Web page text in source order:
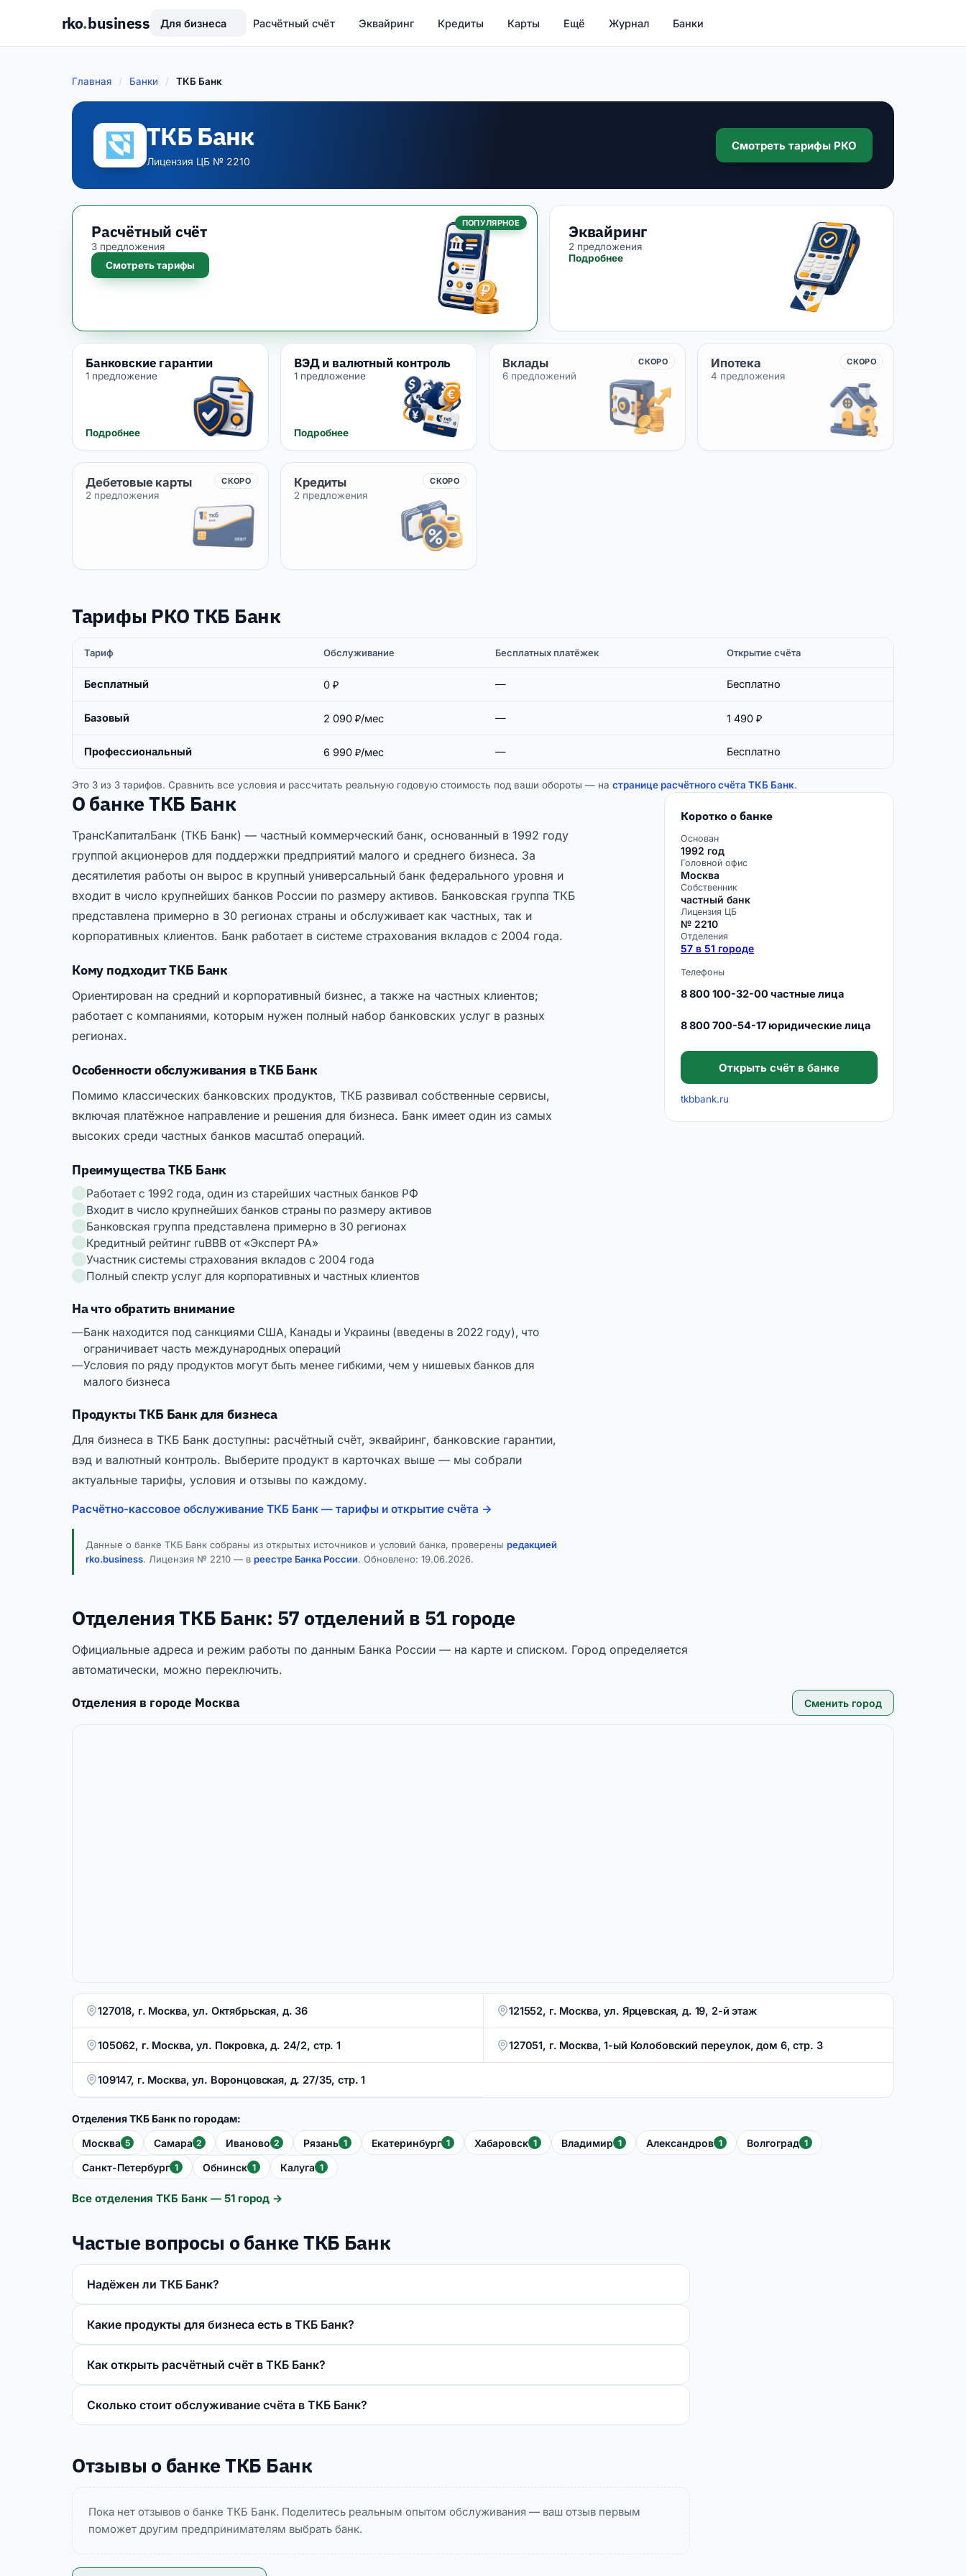
rko.business Для бизнеса Расчётный счёт Эквайринг Кредиты Карты Ещё Журнал Банки
Главная / Банки / ТКБ Банк
ТКБ Банк
Лицензия ЦБ № 2210
Смотреть тарифы РКО
Расчётный счёт
3 предложения
Смотреть тарифы
ПОПУЛЯРНОЕ Эквайринг
2 предложения
Подробнее
Банковские гарантии
1 предложение
Подробнее
ВЭД и валютный контроль
1 предложение
Подробнее
Вклады
6 предложений
СКОРО Ипотека
4 предложения
СКОРО
Дебетовые карты
2 предложения
СКОРО Кредиты
2 предложения
СКОРО
Тарифы РКО ТКБ Банк
Тариф Обслуживание Бесплатных платёжек Открытие счёта
Бесплатный 0 ₽ — Бесплатно
Базовый 2 090 ₽/мес — 1 490 ₽
Профессиональный 6 990 ₽/мес — Бесплатно
Это 3 из 3 тарифов. Сравнить все условия и рассчитать реальную годовую стоимость под ваши обороты — на странице расчётного счёта ТКБ Банк.
О банке ТКБ Банк
ТрансКапиталБанк (ТКБ Банк) — частный коммерческий банк, основанный в 1992 году
группой акционеров для поддержки предприятий малого и среднего бизнеса. За
десятилетия работы он вырос в крупный универсальный банк федерального уровня и
входит в число крупнейших банков России по размеру активов. Банковская группа ТКБ
представлена примерно в 30 регионах страны и обслуживает как частных, так и
корпоративных клиентов. Банк работает в системе страхования вкладов с 2004 года.
Кому подходит ТКБ Банк
Ориентирован на средний и корпоративный бизнес, а также на частных клиентов;
работает с компаниями, которым нужен полный набор банковских услуг в разных
регионах.
Особенности обслуживания в ТКБ Банк
Помимо классических банковских продуктов, ТКБ развивал собственные сервисы,
включая платёжное направление и решения для бизнеса. Банк имеет один из самых
высоких среди частных банков масштаб операций.
Преимущества ТКБ Банк
Работает с 1992 года, один из старейших частных банков РФ
Входит в число крупнейших банков страны по размеру активов
Банковская группа представлена примерно в 30 регионах
Кредитный рейтинг ruBBB от «Эксперт РА»
Участник системы страхования вкладов с 2004 года
Полный спектр услуг для корпоративных и частных клиентов
На что обратить внимание
Банк находится под санкциями США, Канады и Украины (введены в 2022 году), что
ограничивает часть международных операций
Условия по ряду продуктов могут быть менее гибкими, чем у нишевых банков для
малого бизнеса
Продукты ТКБ Банк для бизнеса
Для бизнеса в ТКБ Банк доступны: расчётный счёт, эквайринг, банковские гарантии,
вэд и валютный контроль. Выберите продукт в карточках выше — мы собрали
актуальные тарифы, условия и отзывы по каждому.
Расчётно-кассовое обслуживание ТКБ Банк — тарифы и открытие счёта →
Данные о банке ТКБ Банк собраны из открытых источников и условий банка, проверены редакцией
rko.business. Лицензия № 2210 — в реестре Банка России. Обновлено: 19.06.2026.
Коротко о банке
Основан
1992 год
Головной офис
Москва
Собственник
частный банк
Лицензия ЦБ
№ 2210
Отделения
57 в 51 городе
Телефоны
8 800 100-32-00 частные лица
8 800 700-54-17 юридические лица
Открыть счёт в банке
tkbbank.ru
Отделения ТКБ Банк: 57 отделений в 51 городе
Официальные адреса и режим работы по данным Банка России — на карте и списком. Город определяется
автоматически, можно переключить.
Отделения в городе Москва Сменить город
127018, г. Москва, ул. Октябрьская, д. 36 121552, г. Москва, ул. Ярцевская, д. 19, 2-й этаж
105062, г. Москва, ул. Покровка, д. 24/2, стр. 1 127051, г. Москва, 1-ый Колобовский переулок, дом 6, стр. 3
109147, г. Москва, ул. Воронцовская, д. 27/35, стр. 1
Отделения ТКБ Банк по городам:
Москва 5 Самара 2 Иваново 2 Рязань 1 Екатеринбург 1 Хабаровск 1 Владимир 1 Александров 1 Волгоград 1
Санкт-Петербург 1 Обнинск 1 Калуга 1
Все отделения ТКБ Банк — 51 город →
Частые вопросы о банке ТКБ Банк
Надёжен ли ТКБ Банк?
Какие продукты для бизнеса есть в ТКБ Банк?
Как открыть расчётный счёт в ТКБ Банк?
Сколько стоит обслуживание счёта в ТКБ Банк?
Отзывы о банке ТКБ Банк
Пока нет отзывов о банке ТКБ Банк. Поделитесь реальным опытом обслуживания — ваш отзыв первым
поможет другим предпринимателям выбрать банк.